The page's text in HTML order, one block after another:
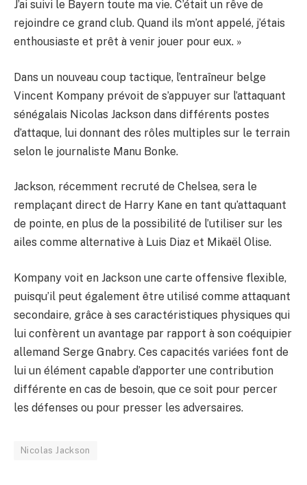
J’ai suivi le Bayern toute ma vie. C’était un rêve de
rejoindre ce grand club. Quand ils m’ont appelé, j’étais
enthousiaste et prêt à venir jouer pour eux. »
Dans un nouveau coup tactique, l’entraîneur belge
Vincent Kompany prévoit de s’appuyer sur l’attaquant
sénégalais Nicolas Jackson dans différents postes
d’attaque, lui donnant des rôles multiples sur le terrain
selon le journaliste Manu Bonke.
Jackson, récemment recruté de Chelsea, sera le
remplaçant direct de Harry Kane en tant qu’attaquant
de pointe, en plus de la possibilité de l’utiliser sur les
ailes comme alternative à Luis Diaz et Mikaël Olise.
Kompany voit en Jackson une carte offensive flexible,
puisqu’il peut également être utilisé comme attaquant
secondaire, grâce à ses caractéristiques physiques qui
lui confèrent un avantage par rapport à son coéquipier
allemand Serge Gnabry. Ces capacités variées font de
lui un élément capable d’apporter une contribution
différente en cas de besoin, que ce soit pour percer
les défenses ou pour presser les adversaires.
Nicolas Jackson